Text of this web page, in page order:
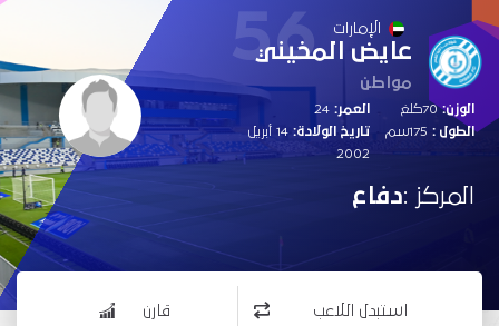
56 الإمارات
عايض المخيني
مواطن
الوزن:70كلغ
الطول :
العمر:
تاريخ الولادة:
14 أبريل
2002
المركز :دفاع
استبدل اللاعب قارن